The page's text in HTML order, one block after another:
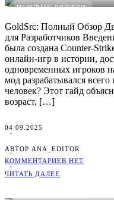
ИГРОВЫЕ ДВИЖКИ
GoldSrc: Полный Обзор
для Разработчиков
была создана Counter-
онлайн-игр в истории,
одновременных игроков
мод разрабатывался
человек? Этот гайд
возраст, […]
04.09.2025
АВТОР ANA_EDITOR
КОММЕНТАРИЕВ НЕТ
ЧИТАТЬ ДАЛЕЕ